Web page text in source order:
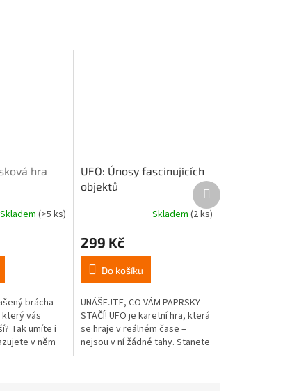
hra
Skladem(>5 ks)
brácha
vás
Tak umíte i
v něm
UFO: Únosy fascinujících
objektů
produktu
je
4,3
z
hvězdiček.
Skladem(2 ks)
299 Kč
Do košíku
UNÁŠEJTE, CO VÁM PAPRSKY
STAČÍ! UFO je karetní hra, která
se hraje v reálném čase –
nejsou v ní žádné tahy. Stanete
Další
produkt